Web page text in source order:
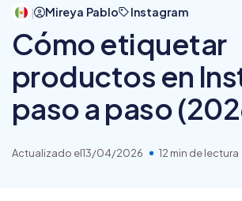
| Mireya Pablo Instagram
Cómo etiquetar
productos en
paso a paso
Actualizado el13/04/2026 12 min de lectura